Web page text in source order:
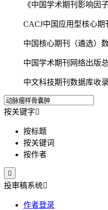
《中国学术期刊影响因
CACJ中国应用型核心期
中国核心期刊（遴选）
中国学术期刊网络出版
中文科技期刊数据库收
按关键字
按标题
按关键词
按作者

投审稿系统
作者登录